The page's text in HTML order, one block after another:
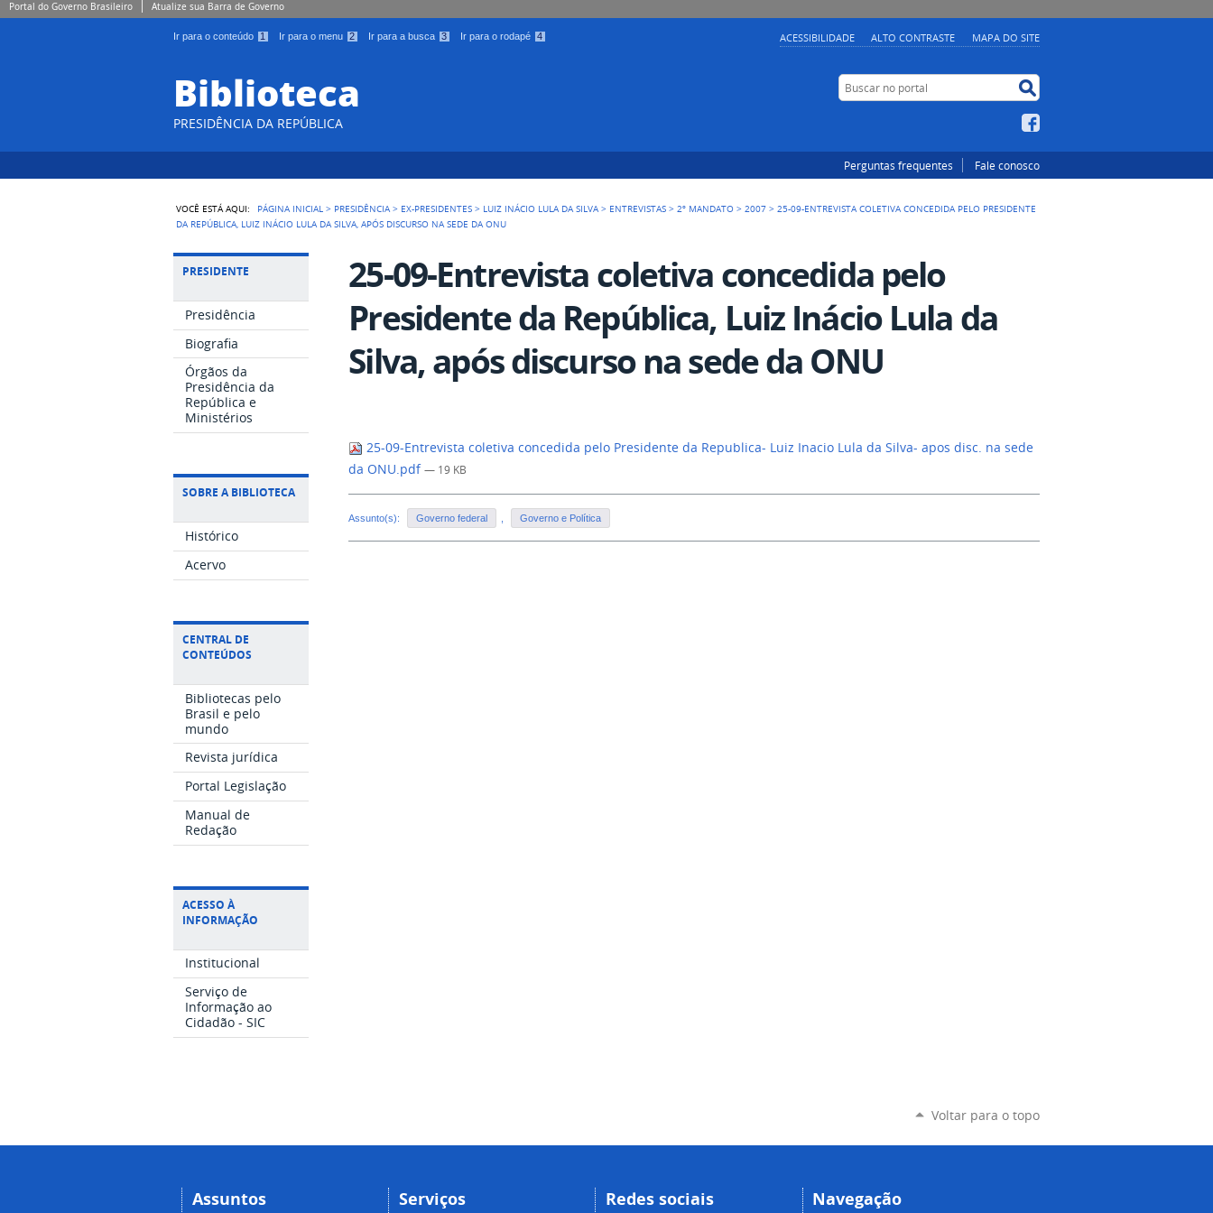
Portal do Governo Brasileiro Atualize sua Barra de Governo
Ir para o conteúdo 1 Ir para o menu 2 Ir para a busca 3 Ir para o rodapé 4 ACESSIBILIDADE ALTO CONTRASTE MAPA DO SITE
Biblioteca
PRESIDÊNCIA DA REPÚBLICA
Buscar no portal
Perguntas frequentes Fale conosco
VOCÊ ESTÁ AQUI: PÁGINA INICIAL > PRESIDÊNCIA > EX-PRESIDENTES > LUIZ INÁCIO LULA DA SILVA > ENTREVISTAS >2º MANDATO >2007 >25-09-ENTREVISTA COLETIVA CONCEDIDA PELO PRESIDENTE
DA REPÚBLICA, LUIZ INÁCIO LULA DA SILVA, APÓS DISCURSO NA SEDE DA ONU
PRESIDENTE
Presidência
Biografia
Órgãos da
Presidência da
República e
Ministérios
SOBRE A BIBLIOTECA
Histórico
Acervo
CENTRAL DE
CONTEÚDOS
Bibliotecas pelo
Brasil e pelo
mundo
Revista jurídica
Portal Legislação
Manual de
Redação
ACESSO À
INFORMAÇÃO
Institucional
Serviço de
Informação ao
Cidadão - SIC
25-09-Entrevista coletiva concedida pelo
Presidente da República, Luiz Inácio Lula da
Silva, após discurso na sede da ONU
25-09-Entrevista coletiva concedida pelo Presidente da Republica- Luiz Inacio Lula da Silva- apos disc. na sede
da ONU.pdf— 19 KB
Assunto(s): Governo federal Governo e Política
Voltar para o topo
Assuntos Serviços Redes sociais Navegação